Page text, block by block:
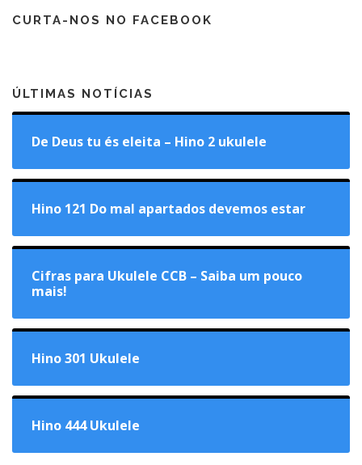
CURTA-NOS NO FACEBOOK
ÚLTIMAS NOTÍCIAS
De Deus tu és eleita – Hino 2 ukulele
Hino 121 Do mal apartados devemos estar
Cifras para Ukulele CCB – Saiba um pouco
mais!
Hino 301 Ukulele
Hino 444 Ukulele